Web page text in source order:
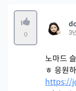
0 3
노마드
ㅎ 응원
https://